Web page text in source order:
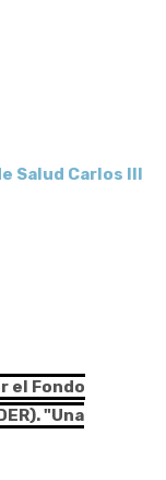
Salud Carlos III
el Fondo
"Una